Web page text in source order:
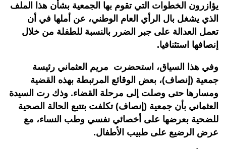
يؤازرون الخطوات التي تقوم بها الجمعية بشأن هذا الملف
الذي يشغل بال الرأي العام الوطني، عن أملها في أن
تعمل العدالة على جبر الضرر بالنسبة للطفلة من خلال
إنصافها استئنافيا.
وفي هذا السياق، استحضرت مريم العثماني رئيسة
جمعية (إنصاف)، بعض الوقائع المرتبطة بهذه القضية
ومسارها حتى وصلت إلى مرحلة القضاء. وذك رت السيدة
العثماني بأن جمعية (إنصاف) تكلفت بتتبع الحالة الصحية
للضحية بعرضها على أخصائي نفسي وطب النساء، مع
عرض الرضيع على طبيب الأطفال.